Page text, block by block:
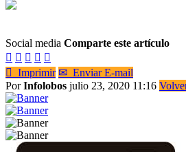
Social media Comparte este artículo
    
 Imprimir ✉ Enviar E-mail
PorInfolobos julio 23, 2020 11:16